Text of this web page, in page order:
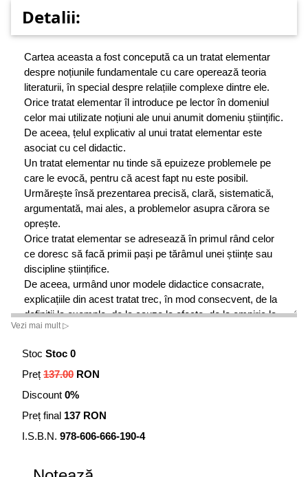
Detalii:
Cartea aceasta a fost concepută ca un tratat elementar
despre noțiunile fundamentale cu care operează teoria
literaturii, în special despre relațiile complexe dintre ele.
Orice tratat elementar îl introduce pe lector în domeniul
celor mai utilizate noțiuni ale unui anumit domeniu științific.
De aceea, țelul explicativ al unui tratat elementar este
asociat cu cel didactic.
Un tratat elementar nu tinde să epuizeze problemele pe
care le evocă, pentru că acest fapt nu este posibil.
Urmărește însă prezentarea precisă, clară, sistematică,
argumentată, mai ales, a problemelor asupra cărora se
oprește.
Orice tratat elementar se adresează în primul rând celor
ce doresc să facă primii pași pe tărâmul unei științe sau
discipline științifice.
De aceea, urmând unor modele didactice consacrate,
explicațiile din acest tratat trec, în mod consecvent, de la
definiții la exemple, de la cauze la efecte, de la empiric la
teoretic și de la simplu la complex.
respectiv pentru a clarifica, ceea ce pare obscur,
complicat, aglomerat, încurcat, enigmatic. Mai precis, a
explica înseamnă a evidenția cauzele, modul de
În cazul nostru, fenomenul literar este discutat sistematic,
dintr-o perspectivă consecvent teoretică, pentru a fi mai
Vezi mai mult ▷
Stoc Stoc 0
Preț 137.00 RON
Discount 0%
Preț final 137 RON
I.S.B.N. 978-606-666-190-4